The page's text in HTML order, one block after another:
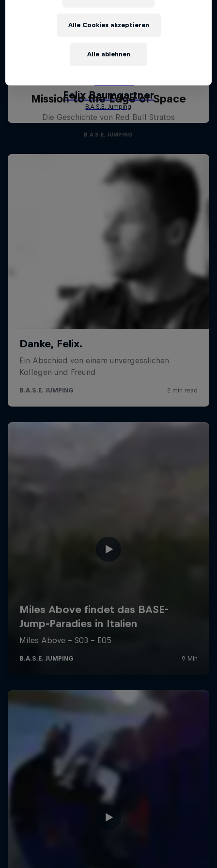
Mission to the Edge of Space
Die Geschichte von Red Bull Stratos
B.A.S.E. JUMPING
Alle ablehnen
Alle Cookies akzeptieren